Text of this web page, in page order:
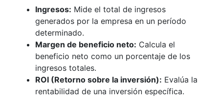
Ingresos: Mide el total de ingresos
generados por la empresa en un período
determinado.
Margen de beneficio neto: Calcula el
beneficio neto como un porcentaje de los
ingresos totales.
ROI (Retorno sobre la inversión): Evalúa la
rentabilidad de una inversión específica.